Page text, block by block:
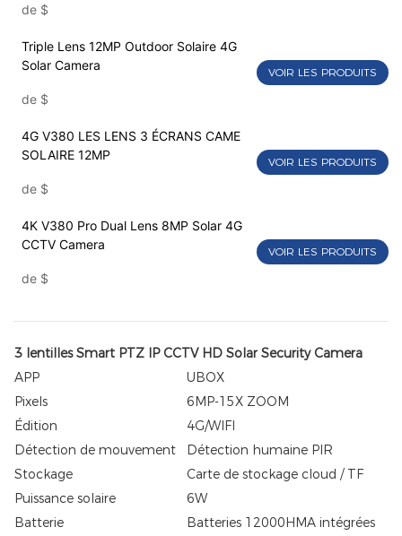
de $
Triple Lens 12MP Outdoor Solaire 4G
Solar Camera
de $
VOIR LES PRODUITS
4G V380 LES LENS 3 ÉCRANS CAME
SOLAIRE 12MP
de $
VOIR LES PRODUITS
4K V380 Pro Dual Lens 8MP Solar 4G
CCTV Camera
de $
VOIR LES PRODUITS
3 lentilles Smart PTZ IP CCTV HD Solar Security Camera
APP
UBOX
Pixels
6MP-15X ZOOM
Édition
4G/WIFI
Détection de mouvement
Détection humaine PIR
Stockage
Carte de stockage cloud / TF
Puissance solaire
6W
Batterie
Batteries 12000HMA intégrées